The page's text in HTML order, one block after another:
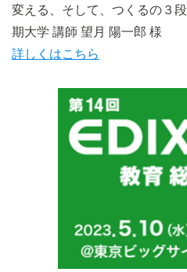
変える、そして、つくるの３
期大学 講師 望月 陽一郎 様
詳しくはこちら